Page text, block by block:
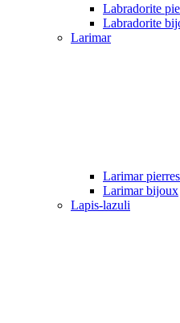
Labradorite
Labradorite
Larimar
Larimar pierres
Larimar bijoux
Lapis-lazuli